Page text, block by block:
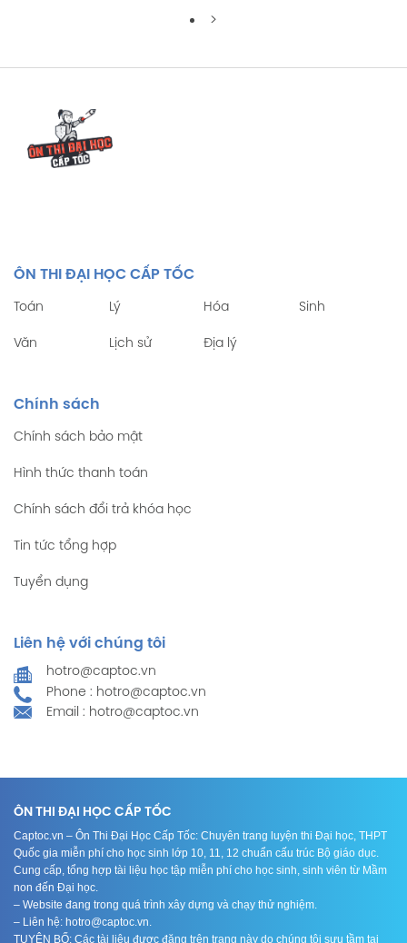
>
ÔN THI ĐẠI HỌC CẤP TỐC
Toán Lý Hóa Sinh
Văn Lịch sử Địa lý
Chính sách
Chính sách bảo mật
Hình thức thanh toán
Chính sách đổi trả khóa học
Tin tức tổng hợp
Tuyển dụng
Liên hệ với chúng tôi
hotro@captoc.vn
Phone : hotro@captoc.vn
Email : hotro@captoc.vn
ÔN THI ĐẠI HỌC CẤP TỐC
Captoc.vn – Ôn Thi Đại Học Cấp Tốc: Chuyên trang luyện thi Đại học, THPT
Quốc gia miễn phí cho học sinh lớp 10, 11, 12 chuẩn cấu trúc Bộ giáo dục.
Cung cấp, tổng hợp tài liệu học tập miễn phí cho học sinh, sinh viên từ Mầm
non đến Đại học.
– Website đang trong quá trình xây dựng và chạy thử nghiệm.
– Liên hệ: hotro@captoc.vn.
TUYÊN BỐ: Các tài liệu được đăng trên trang này do chúng tôi sưu tầm tại